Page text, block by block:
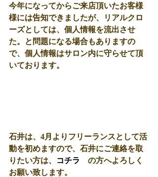
今年になってからご来店頂いたお客様
様には告知できましたが、リアルクロ
ーズとしては、個人情報を流出させ
た。と問題になる場合もありますの
で、個人情報はサロン内に守らせて頂
いております。
石井は、4月よりフリーランスとして活
動を初めますので、石井にご連絡を取
りたい方は、
コチラ
の方へよろしく
お願い致します。